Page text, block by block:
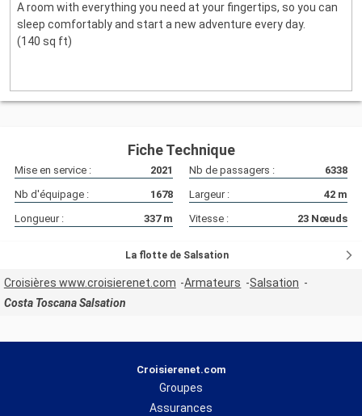
A room with everything you need at your fingertips, so you can
sleep comfortably and start a new adventure every day.
(140 sq ft)
Fiche Technique
Mise en service : 2021 Nb de passagers :
6338
Nb d'équipage :
1678 Largeur : 42 m
Longueur :
337m Vitesse : 23 Nœuds
La flotte de Salsation
Croisières www.croisierenet.com Armateurs
Salsation
Costa Toscana Salsation
Croisierenet.com
Groupes
Assurances